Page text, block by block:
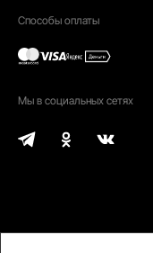
Способы оплаты
Мы в социальных сетях